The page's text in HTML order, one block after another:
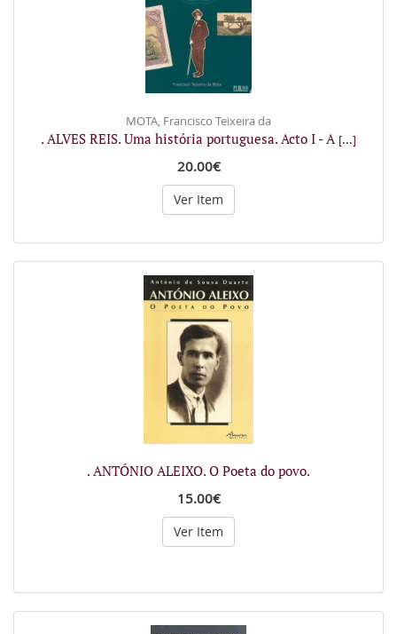
MOTA, Francisco Teixeira da
. ALVES REIS. Uma história portuguesa. Acto I - A [...]
20.00€
Ver Item
. ANTÓNIO ALEIXO. O Poeta do povo.
15.00€
Ver Item